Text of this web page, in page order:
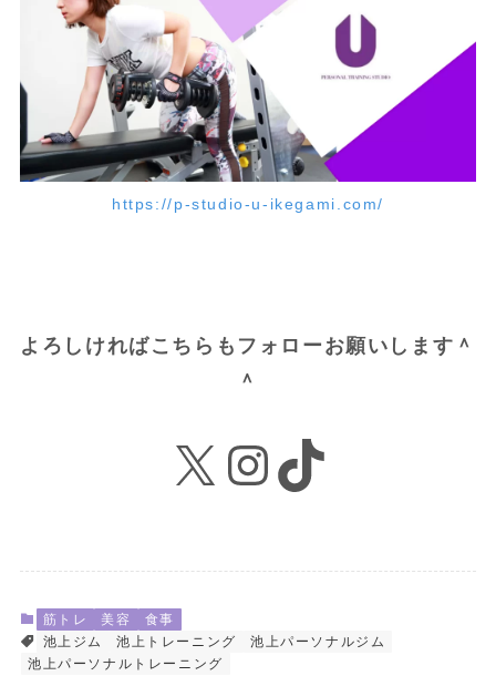
https://p-studio-u-ikegami.com/
よろしければこちらもフォローお願いします＾
＾
X Instagram
TikTok
筋トレ 美容
食事
池上ジム
池上トレーニング
池上パーソナルジム
池上パーソナルトレーニング